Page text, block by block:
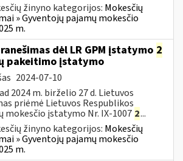
žinyno kategorijos: Mokesčių
» Gyventojų pajamų mokesčio
m.
dėl LR GPM įstatymo 2
pakeitimo įstatymo
2024-07-10
2024 m. birželio 27 d. Lietuvos
priėmė Lietuvos Respublikos
mokesčio įstatymo Nr. IX-1007 2...
žinyno kategorijos: Mokesčių
» Gyventojų pajamų mokesčio
m.